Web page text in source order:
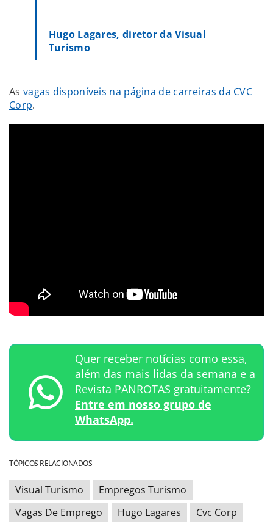
Hugo Lagares, diretor da Visual
Turismo
As vagas disponíveis na página de carreiras da CVC
Corp.
Quer receber notícias como essa,
além das mais lidas da semana e a
Revista PANROTAS gratuitamente?
Entre em nosso grupo de
WhatsApp.
TÓPICOS RELACIONADOS
Visual Turismo
Empregos Turismo
Vagas De Emprego
Hugo Lagares Cvc Corp